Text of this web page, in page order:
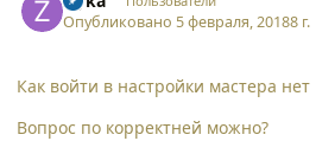
Опубликовано 5 февраля, 20188 г.
Как войти в настройки мастера нет
Вопрос по корректней можно?